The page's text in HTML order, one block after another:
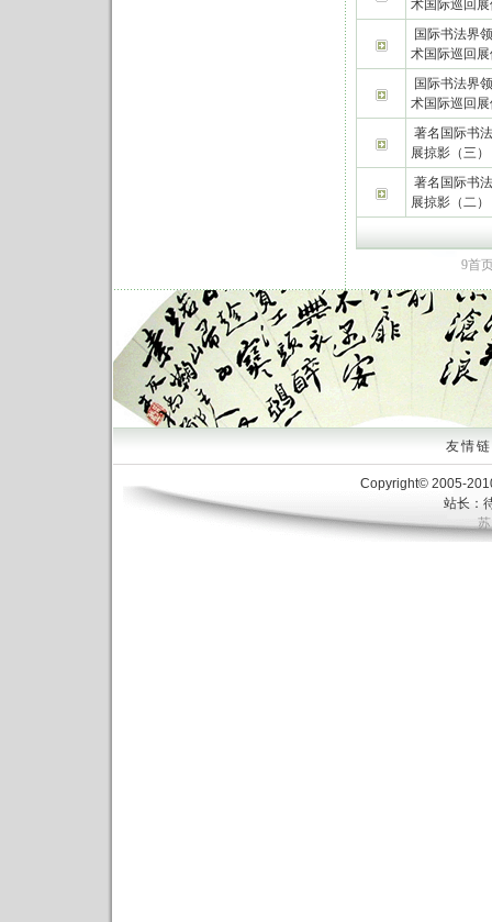
术国际巡回
国际书法界
术国际巡回
国际书法界
术国际巡回
著名国际书
展掠影（三）
著名国际书
展掠影（二）
9首
友情
Copyright© 2005-
站长：